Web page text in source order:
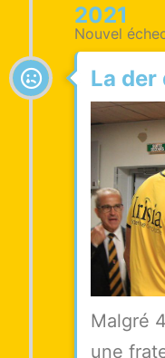
2021
Nouvel
La der
Malgré
une